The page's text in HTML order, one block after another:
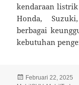
kendaraan
Honda,
berbagai
kebutuhan
Diposkan
Februari 22, 2025